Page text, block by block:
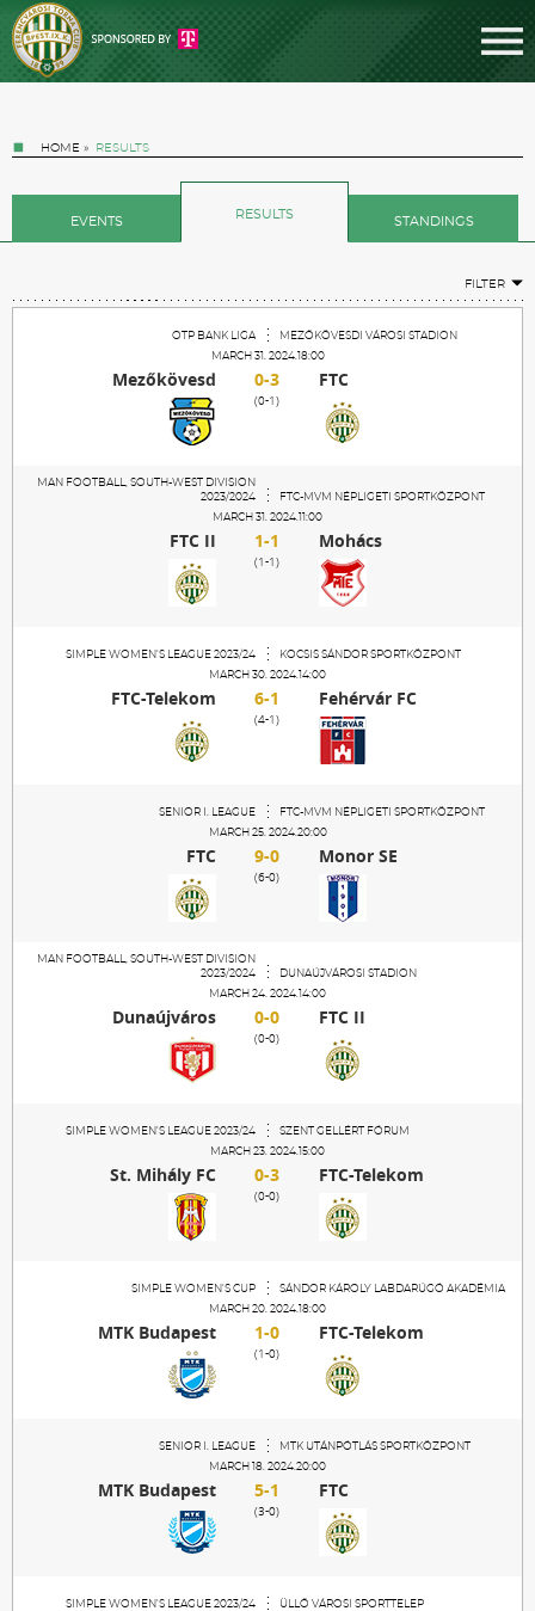
HOME » RESULTS
EVENTS
RESULTS
STANDINGS
FILTER
OTP BANK LIGA
MEZŐKÖVESDI VÁROSI STADION
MARCH 31. 2024.18:00
Mezőkövesd 0-3 FTC
(0-1)
MAN FOOTBALL, SOUTH-WEST DIVISION
2023/2024
FTC-MVM NÉPLIGETI SPORTKÖZPONT
MARCH 31. 2024.11:00
FTC II 1-1 Mohács
(1-1)
SIMPLE WOMEN'S LEAGUE 2023/24
KOCSIS SÁNDOR SPORTKÖZPONT
MARCH 30. 2024.14:00
FTC-Telekom 6-1 Fehérvár FC
(4-1)
SENIOR I. LEAGUE
FTC-MVM NÉPLIGETI SPORTKÖZPONT
MARCH 25. 2024.20:00
FTC 9-0 Monor SE
(6-0)
MAN FOOTBALL, SOUTH-WEST DIVISION
2023/2024
DUNAÚJVÁROSI STADION
MARCH 24. 2024.14:00
Dunaújváros 0-0 FTC II
(0-0)
SIMPLE WOMEN'S LEAGUE 2023/24
SZENT GELLÉRT FÓRUM
MARCH 23. 2024.15:00
St. Mihály FC 0-3 FTC-Telekom
(0-0)
SIMPLE WOMEN'S CUP
SÁNDOR KÁROLY LABDARÚGÓ AKADÉMIA
MARCH 20. 2024.18:00
MTK Budapest 1-0 FTC-Telekom
(1-0)
SENIOR I. LEAGUE
MTK UTÁNPÓTLÁS SPORTKÖZPONT
MARCH 18. 2024.20:00
MTK Budapest 5-1 FTC
(3-0)
SIMPLE WOMEN'S LEAGUE 2023/24
ÜLLŐ VÁROSI SPORTTELEP